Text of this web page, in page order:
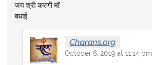
जय श्री करणी मॉ
बधाई
Charans.org
October 6, 2019 at 11:14 pm